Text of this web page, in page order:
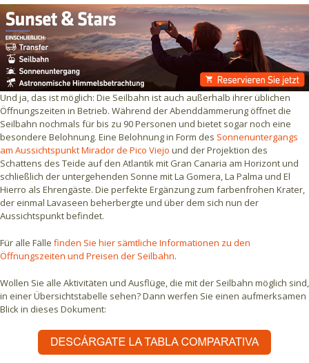
Und ja, das ist möglich: Die Seilbahn ist auch außerhalb ihrer üblichen
Öffnungszeiten in Betrieb. Während der Abenddämmerung öffnet die
Seilbahn nochmals für bis zu 90 Personen und bietet sogar noch eine
besondere Belohnung. Eine Belohnung in Form des Sonnenuntergangs
am Aussichtspunkt Mirador de Pico Viejo und der Projektion des
Schattens des Teide auf den Atlantik mit Gran Canaria am Horizont und
schließlich der untergehenden Sonne mit La Gomera, La Palma und El
Hierro als Ehrengäste. Die perfekte Ergänzung zum farbenfrohen Krater,
der einmal Lavaseen beherbergte und über dem sich nun der
Aussichtspunkt befindet.
Für alle Fälle finden Sie hier sämtliche Informationen zu den
Öffnungszeiten und Preisen der Seilbahn.
Wollen Sie alle Aktivitäten und Ausflüge, die mit der Seilbahn möglich sind,
in einer Übersichtstabelle sehen? Dann werfen Sie einen aufmerksamen
Blick in dieses Dokument: